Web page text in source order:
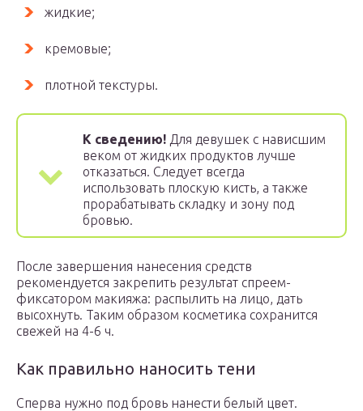
жидкие;
кремовые;
плотной текстуры.
К сведению! Для девушек с нависшим
веком от жидких продуктов лучше
отказаться. Следует всегда
использовать плоскую кисть, а также
прорабатывать складку и зону под
бровью.
После завершения нанесения средств
рекомендуется закрепить результат спреем-
фиксатором макияжа: распылить на лицо, дать
высохнуть. Таким образом косметика сохранится
свежей на 4-6 ч.
Как правильно наносить тени
Сперва нужно под бровь нанести белый цвет.